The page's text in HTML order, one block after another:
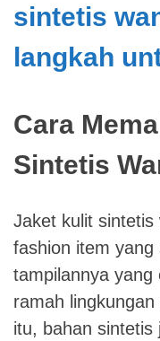
sintetis
langkah
Cara
Sintetis
Jaket kulit sintetis
fashion item
tampilannya yang
ramah
itu, bahan sintetis